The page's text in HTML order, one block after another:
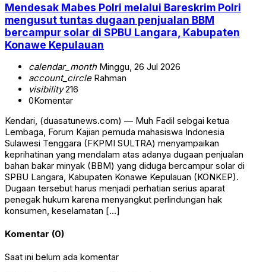
Mendesak Mabes Polri melalui Bareskrim Polri
mengusut tuntas dugaan penjualan BBM
bercampur solar di SPBU Langara, Kabupaten
Konawe Kepulauan
calendar_monthMinggu, 26 Jul 2026
account_circleRahman
visibility216
0Komentar
Kendari, (duasatunews.com) — Muh Fadil sebgai ketua
Lembaga, Forum Kajian pemuda mahasiswa Indonesia
Sulawesi Tenggara (FKPMI SULTRA) menyampaikan
keprihatinan yang mendalam atas adanya dugaan penjualan
bahan bakar minyak (BBM) yang diduga bercampur solar di
SPBU Langara, Kabupaten Konawe Kepulauan (KONKEP).
Dugaan tersebut harus menjadi perhatian serius aparat
penegak hukum karena menyangkut perlindungan hak
konsumen, keselamatan […]
Komentar (0)
Saat ini belum ada komentar